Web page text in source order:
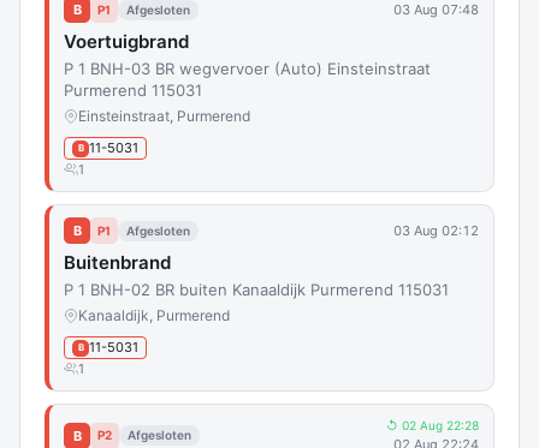
B P1 Afgesloten 03 Aug 07:48
Voertuigbrand
P 1 BNH-03 BR wegvervoer (Auto) Einsteinstraat
Purmerend 115031
Einsteinstraat, Purmerend
B 11-5031
1
B P1 Afgesloten 03 Aug 02:12
Buitenbrand
P 1 BNH-02 BR buiten Kanaaldijk Purmerend 115031
Kanaaldijk, Purmerend
B 11-5031
1
B P2 Afgesloten
↺ 02 Aug 22:28
02 Aug 22:24